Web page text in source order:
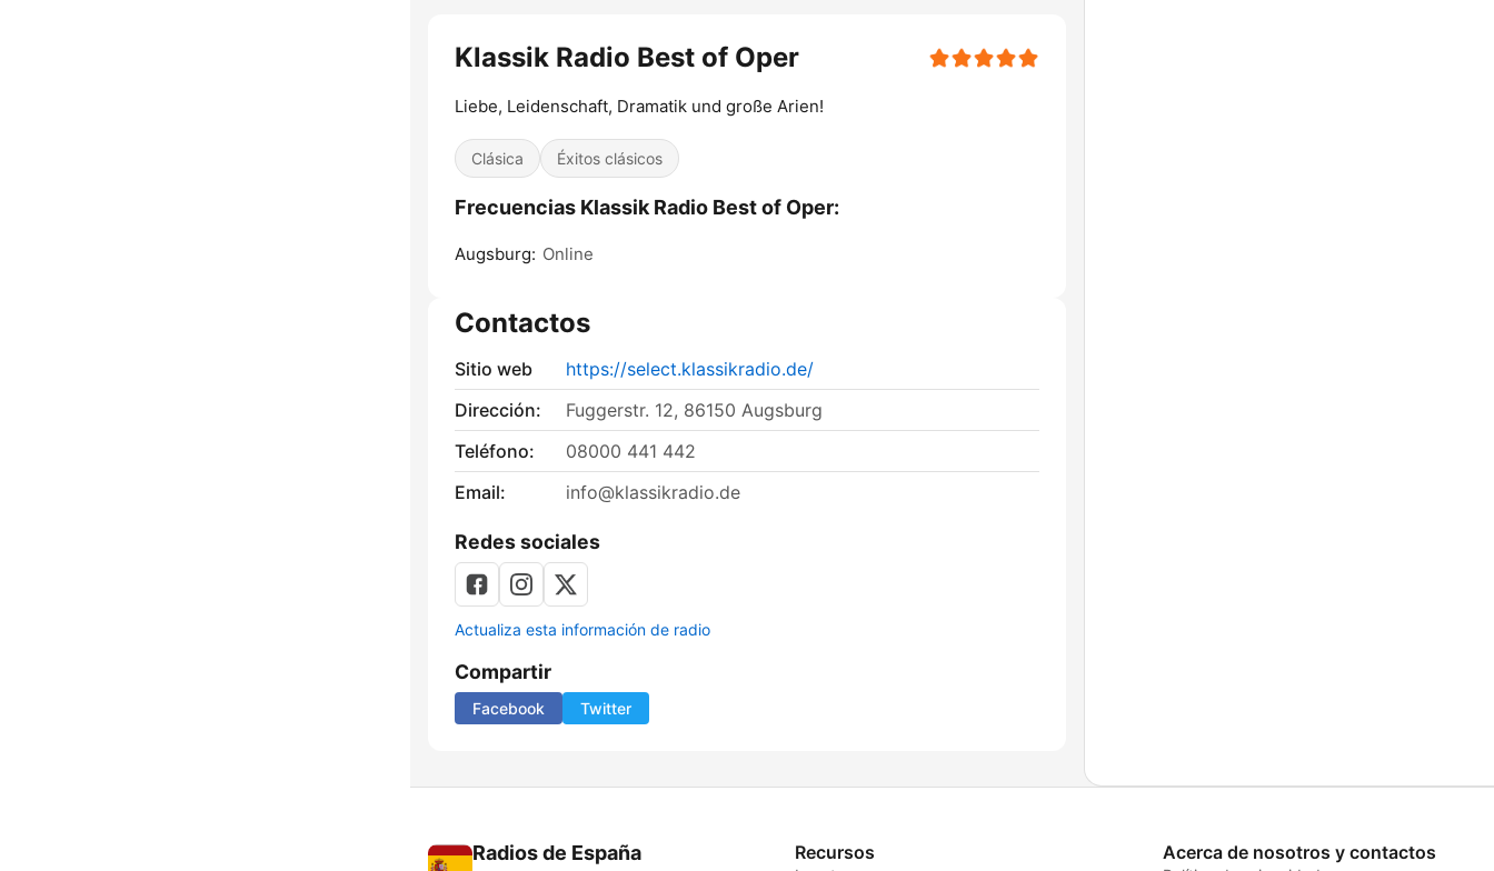
Klassik Radio Best of Oper
Liebe, Leidenschaft, Dramatik und große Arien!
Clásica Éxitos clásicos
Frecuencias Klassik Radio Best of Oper:
Augsburg: Online
Contactos
Sitio web
https://select.klassikradio.de/
Dirección:
Fuggerstr. 12, 86150 Augsburg
Teléfono:
08000 441 442
Email:
info@klassikradio.de
Redes sociales
Actualiza esta información de radio
Compartir
Facebook Twitter
Radios de España Recursos Acerca de nosotros y contactos